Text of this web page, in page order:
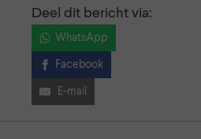
Deel dit bericht via:
WhatsApp
Facebook
E-mail